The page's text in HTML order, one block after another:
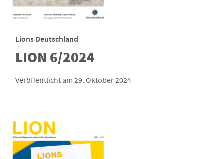
Lions Deutschland
LION 6/2024
Veröffentlicht am 29. Oktober 2024